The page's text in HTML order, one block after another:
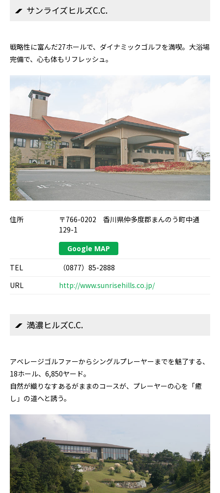
サンライズヒルズC.C.
戦略性に富んだ27ホールで、ダイナミックゴルフを満喫。大浴場
完備で、心も体もリフレッシュ。
住所
〒766-0202 香川県仲多度郡まんのう町中通
129-1
Google MAP
TEL
（0877）85-2888
URL
http://www.sunrisehills.co.jp/
満濃ヒルズC.C.
アベレージゴルファーからシングルプレーヤーまでを魅了する、
18ホール、6,850ヤード。
自然が織りなすあるがままのコースが、プレーヤーの心を「癒
し」の道へと誘う。